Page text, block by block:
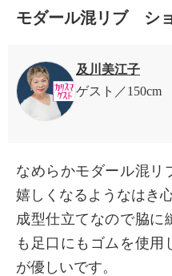
モダール混リブ シ
及川美江子
ゲスト
150cm
なめらかモダール混リ
嬉しくなるようなはき
成型仕立てなので脇に
も足口にもゴムを使用
が優しいです。